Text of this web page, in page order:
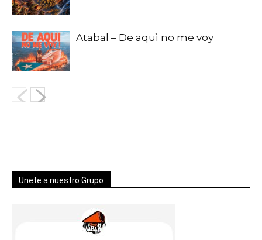
Atabal – De aquì no me voy
Unete a nuestro Grupo